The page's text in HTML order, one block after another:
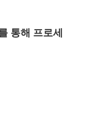
통해 프로세